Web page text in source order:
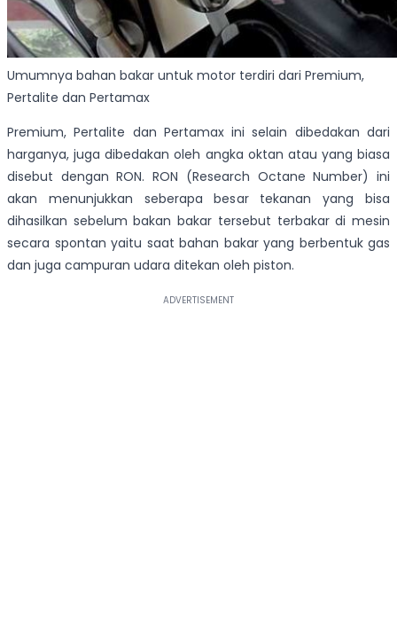
Umumnya bahan bakar untuk motor terdiri dari Premium,
Pertalite dan Pertamax
Premium, Pertalite dan Pertamax ini selain dibedakan dari
harganya, juga dibedakan oleh angka oktan atau yang biasa
disebut dengan RON. RON (Research Octane Number) ini
akan menunjukkan seberapa besar tekanan yang bisa
dihasilkan sebelum bakan bakar tersebut terbakar di mesin
secara spontan yaitu saat bahan bakar yang berbentuk gas
dan juga campuran udara ditekan oleh piston.